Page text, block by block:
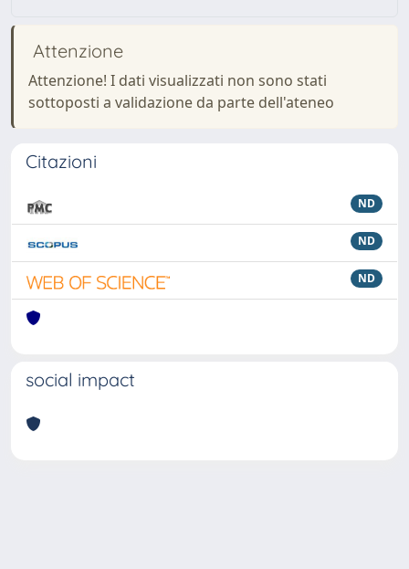
Attenzione
Attenzione! I dati visualizzati non sono stati
sottoposti a validazione da parte dell'ateneo
Citazioni
ND
ND
ND
social impact